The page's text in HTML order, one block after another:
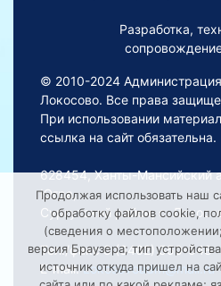
Разработка,
© 2010-2024 Администрация
Локосово. Все права
При использовании
ссылка на сайт обязательна.
628454, Ханты-Мансийский
Югра,
Сургутский район, с.
Тел./факс 8 (3462) 550-548
E-mail:Lokosovoadm@mail.ru
Продолжая использовать наш
обработку файлов cookie,
(сведения о
версия Браузера; тип
источник откуда пришел на